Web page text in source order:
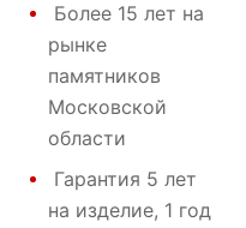
Более 15 лет на
рынке
памятников
Московской
области
Гарантия 5 лет
на изделие, 1 год